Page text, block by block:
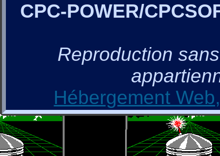
CPC-POWER/
Reproduction
Hébergement